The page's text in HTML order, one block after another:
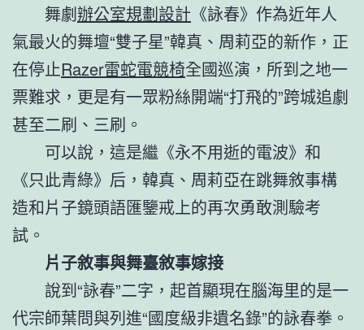
舞劇辦公室規劃設計 《詠春》作為近年人
氣最火的舞壇“雙子星”韓真、周莉亞的新作，正
在停止Razer雷蛇電競椅全國巡演，所到之地一
票難求，更是有一眾粉絲開端“打飛的”跨城追劇
甚至二刷、三刷。
可以說，這是繼《永不用逝的電波》和
《只此青綠》后，韓真、周莉亞在跳舞敘事構
造和片子鏡頭語匯鑒戒上的再次勇敢測驗考
試。
片子敘事與舞臺敘事嫁接
說到“詠春”二字，起首顯現在腦海里的是一
代宗師葉問與列進“國度級非遺名錄”的詠春拳。